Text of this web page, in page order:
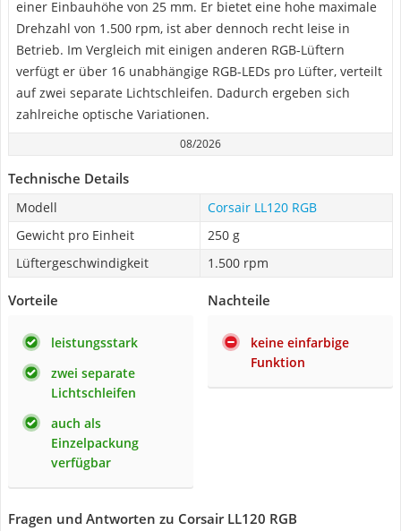
einer Einbauhöhe von 25 mm. Er bietet eine hohe maximale
Drehzahl von 1.500 rpm, ist aber dennoch recht leise in
Betrieb. Im Vergleich mit einigen anderen RGB-Lüftern
verfügt er über 16 unabhängige RGB-LEDs pro Lüfter, verteilt
auf zwei separate Lichtschleifen. Dadurch ergeben sich
zahlreiche optische Variationen.
08/2026
Technische Details
Modell
Corsair LL120 RGB
Gewicht pro Einheit
250 g
Lüftergeschwindigkeit
1.500 rpm
Vorteile
leistungsstark
zwei separate
Lichtschleifen
auch als
Einzelpackung
verfügbar
Nachteile
keine einfarbige
Funktion
Fragen und Antworten zu Corsair LL120 RGB